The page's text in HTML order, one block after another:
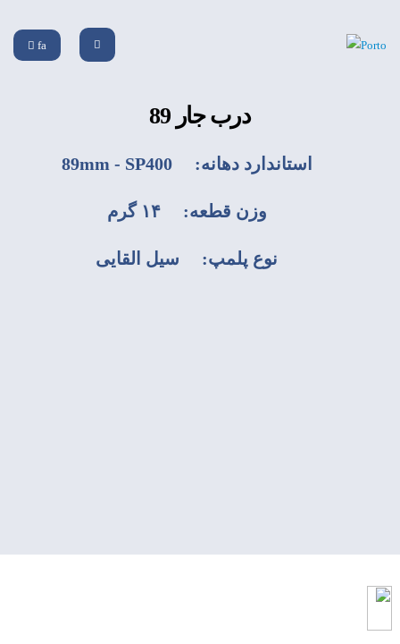
fa
درب جار 89
استاندارد دهانه: 89mm - SP400
وزن قطعه: ۱۴ گرم
نوع پلمپ: سیل القایی